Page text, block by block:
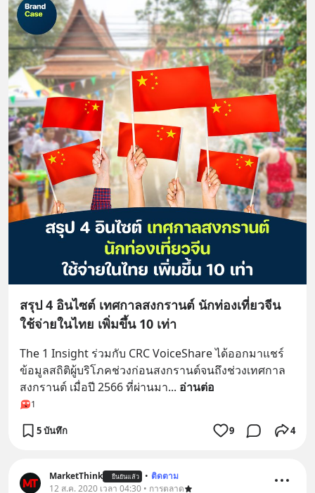
สรุป 4 อินไซต์ เทศกาลสงกรานต์ นักท่องเที่ยวจีน
ใช้จ่ายในไทย เพิ่มขึ้น 10 เท่า
The 1 Insight ร่วมกับ CRC VoiceShare ได้ออกมาแชร์
ข้อมูลสถิติผู้บริโภคช่วงก่อนสงกรานต์จนถึงช่วงเทศกาล
สงกรานต์ เมื่อปี 2566 ที่ผ่านมา... อ่านต่อ
1
5 บันทึก 9 4
MarketThink ยืนยันแล้ว • ติดตาม
12 ส.ค. 2020 เวลา 04:30 • การตลาด